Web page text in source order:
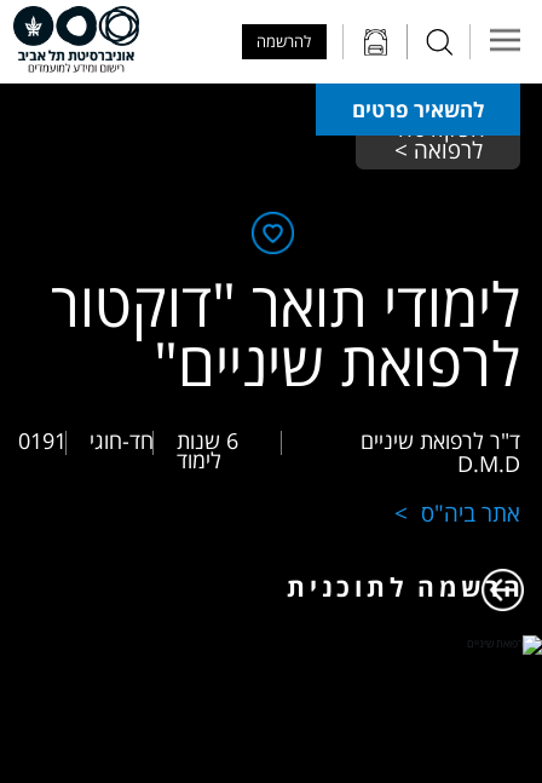
להרשמה
להשאיר פרטים
הפקולטה
לרפואה >
לימודי תואר "דוקטור
לרפואת שיניים"
ד"ר לרפואת שיניים
D.M.D
6 שנות
לימוד
חד-חוגי 0191
אתר ביה"ס
הרשמה לתוכנית